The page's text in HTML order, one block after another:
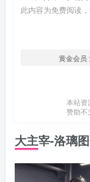
此内容为免费阅读
黄金会员
本站资
赞助不
大主宰-洛璃